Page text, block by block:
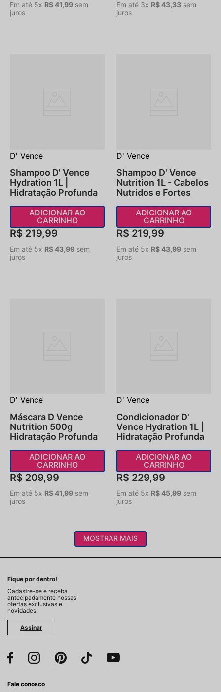
Em até 5x R$41,99 sem
juros
Em até 3x R$43,33 sem
juros
D' Vence
Shampoo D' Vence
Hydration 1L |
Hidratação Profunda
ADICIONAR AO
CARRINHO
R$ 219,99
Em até 5x R$43,99 sem
juros
D' Vence
Shampoo D' Vence
Nutrition 1L - Cabelos
Nutridos e Fortes
ADICIONAR AO
CARRINHO
R$ 219,99
Em até 5x R$43,99 sem
juros
D' Vence
Máscara D Vence
Nutrition 500g
Hidratação Profunda
ADICIONAR AO
CARRINHO
R$ 209,99
Em até 5x R$41,99 sem
juros
D' Vence
Condicionador D'
Vence Hydration 1L |
Hidratação Profunda
ADICIONAR AO
CARRINHO
R$ 229,99
Em até 5x R$45,99 sem
juros
MOSTRAR MAIS
Fique por dentro!
Cadastre-se e receba
antecipadamente nossas
ofertas exclusivas e
novidades.
Assinar
Fale conosco